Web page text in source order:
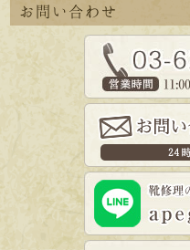
お問い合わせ